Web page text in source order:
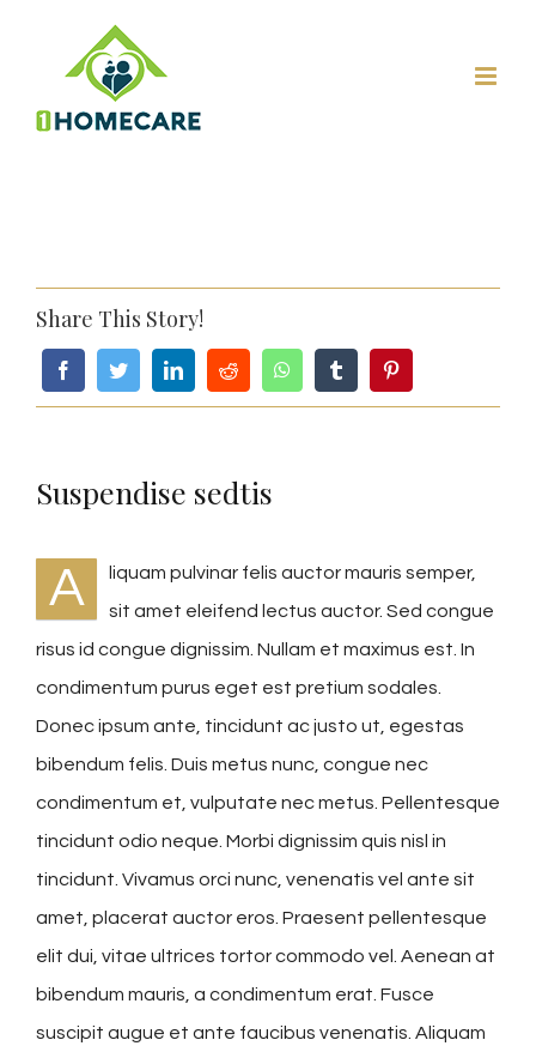
Share This Story!
Suspendise sedtis
A
liquam pulvinar felis auctor mauris semper,
sit amet eleifend lectus auctor. Sed congue
risus id congue dignissim. Nullam et maximus est. In
condimentum purus eget est pretium sodales.
Donec ipsum ante, tincidunt ac justo ut, egestas
bibendum felis. Duis metus nunc, congue nec
condimentum et, vulputate nec metus. Pellentesque
tincidunt odio neque. Morbi dignissim quis nisl in
tincidunt. Vivamus orci nunc, venenatis vel ante sit
amet, placerat auctor eros. Praesent pellentesque
elit dui, vitae ultrices tortor commodo vel. Aenean at
bibendum mauris, a condimentum erat. Fusce
suscipit augue et ante faucibus venenatis. Aliquam